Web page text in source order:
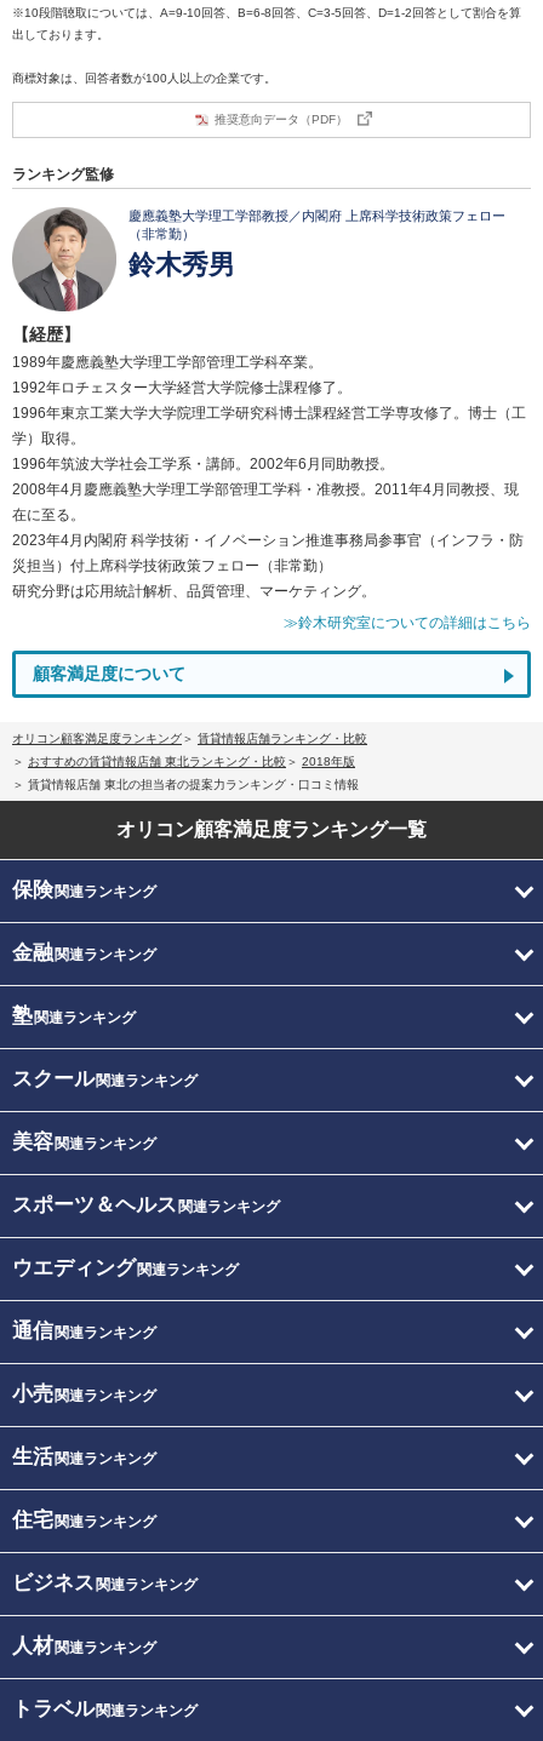
※10段階聴取については、A=9-10回答、B=6-8回答、C=3-5回答、D=1-2回答として割合を算
出しております。
商標対象は、回答者数が100人以上の企業です。
推奨意向データ（PDF）
ランキング監修
慶應義塾大学理工学部教授／内閣府 上席科学技術政策フェロー
（非常勤）
鈴木秀男
【経歴】
1989年慶應義塾大学理工学部管理工学科卒業。
1992年ロチェスター大学経営大学院修士課程修了。
1996年東京工業大学大学院理工学研究科博士課程経営工学専攻修了。博士（工
学）取得。
1996年筑波大学社会工学系・講師。2002年6月同助教授。
2008年4月慶應義塾大学理工学部管理工学科・准教授。2011年4月同教授、現
在に至る。
2023年4月内閣府 科学技術・イノベーション推進事務局参事官（インフラ・防
災担当）付上席科学技術政策フェロー（非常勤）
研究分野は応用統計解析、品質管理、マーケティング。
≫鈴木研究室についての詳細はこちら
顧客満足度について
オリコン顧客満足度ランキング
賃貸情報店舗ランキング・比較
おすすめの賃貸情報店舗 東北ランキング・比較
2018年版
賃貸情報店舗 東北の担当者の提案力ランキング・口コミ情報
オリコン顧客満足度ランキング一覧
保険関連ランキング
金融関連ランキング
塾関連ランキング
スクール関連ランキング
美容関連ランキング
スポーツ＆ヘルス 関連ランキング
ウエディング関連ランキング
通信関連ランキング
小売関連ランキング
生活関連ランキング
住宅関連ランキング
ビジネス 関連ランキング
人材関連ランキング
トラベル関連ランキング